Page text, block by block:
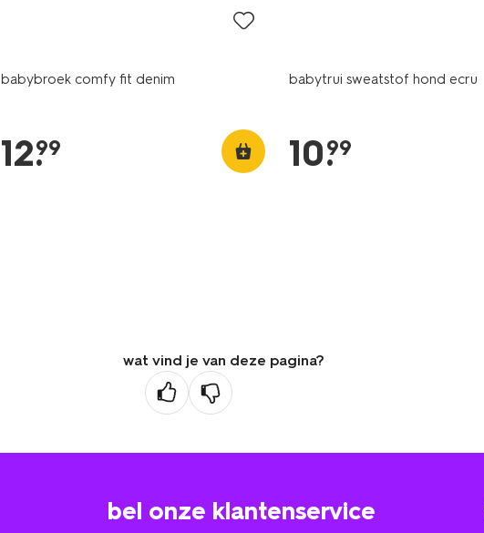
babybroek comfy fit denim
12.
99
babytrui sweatstof hond ecru
10.
99
wat vind je van deze pagina?
bel onze klantenservice